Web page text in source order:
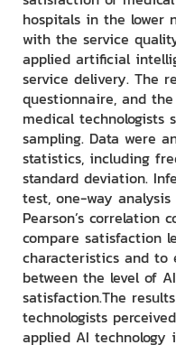
hospitals in the lower
with the service
applied artificial
service delivery. The
questionnaire, and
medical technologists
sampling. Data were
statistics, including
standard deviation.
test, one-way analysis
Pearson’s correlation
compare satisfaction
characteristics and to
between the level of
satisfaction.The
technologists
applied AI